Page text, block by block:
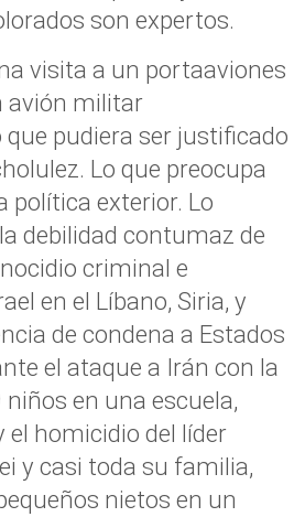
son expertos.
visita a un portaaviones
avión militar
pudiera ser justificado
Lo que preocupa
política exterior. Lo
debilidad contumaz de
criminal e
en el Líbano, Siria, y
de condena a Estados
el ataque a Irán con la
en una escuela,
el homicidio del líder
y casi toda su familia,
nietos en un